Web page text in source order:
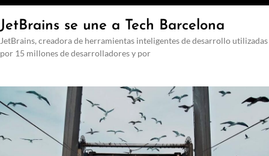
JetBrains se une a Tech Barcelona
JetBrains, creadora de herramientas inteligentes de desarrollo utilizadas
por 15 millones de desarrolladores y por